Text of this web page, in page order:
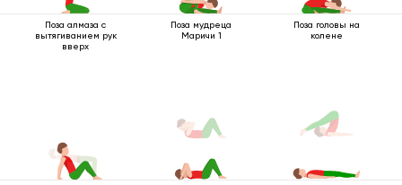
Поза алмаза с
вытягиванием рук
вверх
Поза мудреца
Маричи 1
Поза головы на
колене